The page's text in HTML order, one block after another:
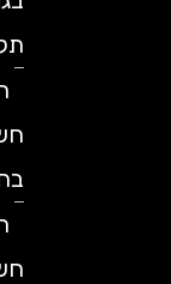
תקווה
רואה
חשבון
בחולון
רואה
חשבון